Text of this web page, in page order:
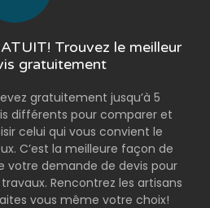
Trouvez le meilleur
gratuitement
gratuitement jusqu’à 5
différents pour comparer et
celui qui vous convient le
C’est la meilleure façon de
votre demande de devis pour
Rencontrez les artisans
vous même votre choix!